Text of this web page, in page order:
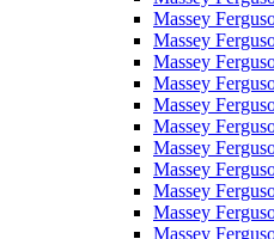
Massey
Massey
Massey
Massey
Massey
Massey
Massey
Massey
Massey
Massey
Massey